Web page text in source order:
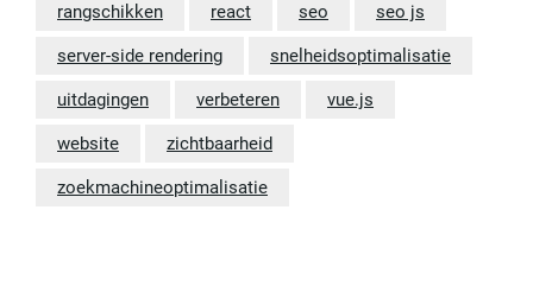
rangschikken react seo seo js
server-side rendering snelheidsoptimalisatie
uitdagingen verbeteren vue.js
website zichtbaarheid
zoekmachineoptimalisatie